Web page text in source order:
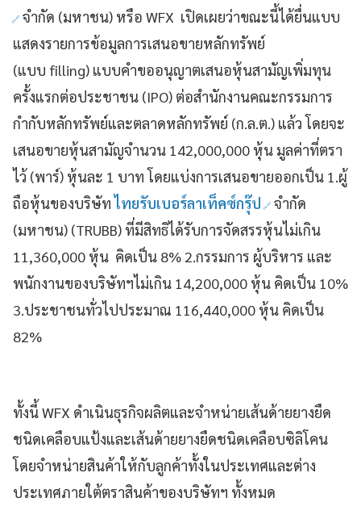
จำกัด (มหาชน) หรือ WFX เปิดเผยว่าขณะนี้ได้ยื่นแบบ
แสดงรายการข้อมูลการเสนอขายหลักทรัพย์
(แบบ filling) แบบคำขออนุญาตเสนอหุ้นสามัญเพิ่มทุน
ครั้งแรกต่อประชาชน (IPO) ต่อสำนักงานคณะกรรมการ
กำกับหลักทรัพย์และตลาดหลักทรัพย์ (ก.ล.ต.) แล้ว โดยจะ
เสนอขายหุ้นสามัญจำนวน 142,000,000 หุ้น มูลค่าที่ตรา
ไว้ (พาร์) หุ้นละ 1 บาท โดยแบ่งการเสนอขายออกเป็น 1.ผู้
ถือหุ้นของบริษัทไทยรับเบอร์ลาเท็คซ์กรุ๊ป จำกัด
(มหาชน) (TRUBB) ที่มีสิทธิได้รับการจัดสรรหุ้นไม่เกิน
11,360,000 หุ้น คิดเป็น 8% 2.กรรมการ ผู้บริหาร และ
พนักงานของบริษัทฯไม่เกิน 14,200,000 หุ้น คิดเป็น 10%
3.ประชาชนทั่วไปประมาณ 116,440,000 หุ้น คิดเป็น
82%
ทั้งนี้WFX ดำเนินธุรกิจผลิตและจำหน่ายเส้นด้ายยางยืด
ชนิดเคลือบแป้งและเส้นด้ายยางยืดชนิดเคลือบซิลิโคน
โดยจำหน่ายสินค้าให้กับลูกค้าทั้งในประเทศและต่าง
ประเทศภายใต้ตราสินค้าของบริษัทฯ ทั้งหมด